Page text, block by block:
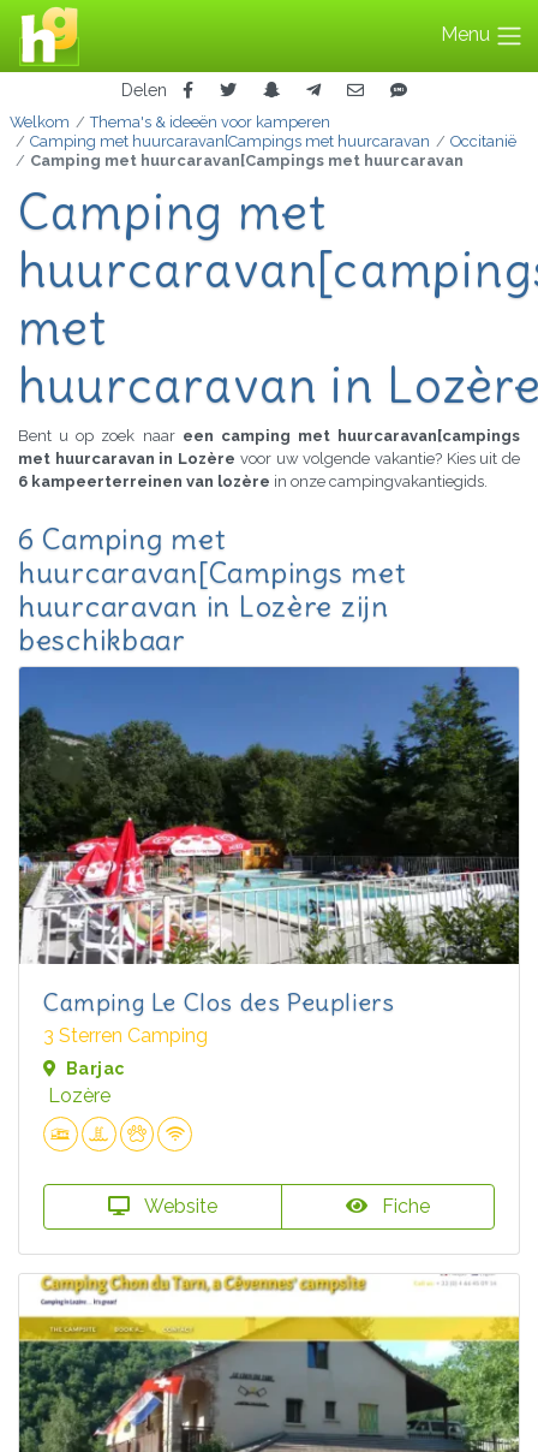
Menu
Delen
Welkom
Thema's & ideeën voor kamperen
Camping met huurcaravan[Campings met huurcaravan
Occitanië
Camping met huurcaravan[Campings met huurcaravan
Camping met
met
huurcaravan in
Bent u op zoek naar een camping met huurcaravan[campings
met huurcaravan in Lozère voor uw volgende vakantie? Kies uit de
6 kampeerterreinen van lozère in onze campingvakantiegids.
6 Camping met
huurcaravan[Campings met
huurcaravan in Lozère zijn
beschikbaar
Camping Le Clos des Peupliers
3 Sterren Camping
Barjac
Lozère
Website Fiche